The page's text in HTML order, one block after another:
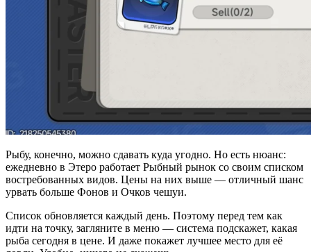
Рыбу, конечно, можно сдавать куда угодно. Но есть нюанс:
ежедневно в Этеро работает Рыбный рынок со своим списком
востребованных видов. Цены на них выше — отличный шанс
урвать больше Фонов и Очков чешуи.
Список обновляется каждый день. Поэтому перед тем как
идти на точку, загляните в меню — система подскажет, какая
рыба сегодня в цене. И даже покажет лучшее место для её